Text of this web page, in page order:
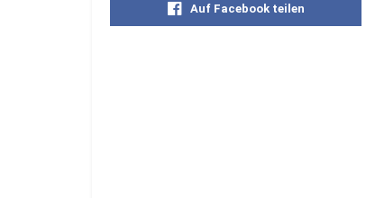
Auf Facebook teilen